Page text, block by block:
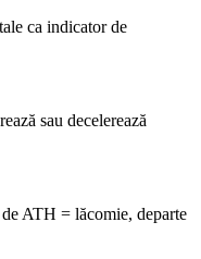
ca indicator de
sau decelerează
ATH = lăcomie, departe